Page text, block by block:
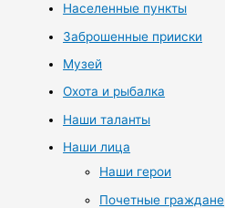
Населенные пункты
Заброшенные прииски
Музей
Охота и рыбалка
Наши таланты
Наши лица
Наши герои
Почетные граждане